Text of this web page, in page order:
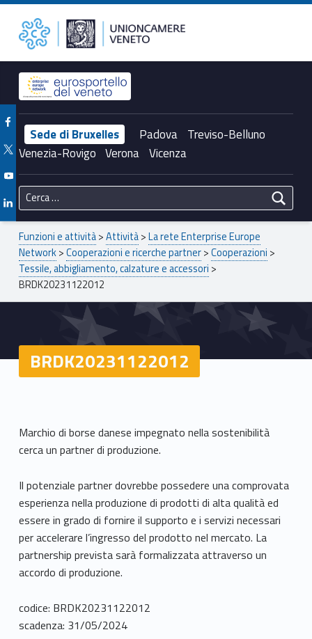
BRDK20231122012 – Unioncamere del Veneto Unioncamere del Veneto
Header info sidebar
Sede di Bruxelles Padova Treviso-Belluno
Venezia-Rovigo Verona Vicenza
Facebook Unioncamere Veneto
Twitter Unioncamere Veneto
Youtube Unioncamere Veneto
Linkedin Unioncamere Veneto
Ricerca per:
Breadcrumbs navigation
Funzioni e attività>Attività>La rete Enterprise Europe
Network>Cooperazioni e ricerche partner>Cooperazioni >
Tessile, abbigliamento, calzature e accessori >
BRDK20231122012
BRDK20231122012
Marchio di borse danese impegnato nella sostenibilità
cerca un partner di produzione.
Il potenziale partner dovrebbe possedere una comprovata
esperienza nella produzione di prodotti di alta qualità ed
essere in grado di fornire il supporto e i servizi necessari
per accelerare l’ingresso del prodotto nel mercato. La
partnership prevista sarà formalizzata attraverso un
accordo di produzione.
codice: BRDK20231122012
scadenza: 31/05/2024